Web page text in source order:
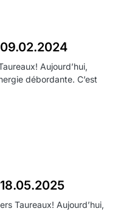
Aujourd’hui,
débordante. C’est
Taureaux! Aujourd’hui,